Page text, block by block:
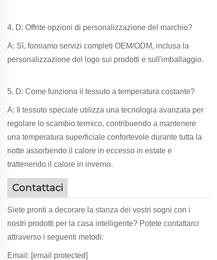
4. D: Offrite opzioni di personalizzazione del marchio?
A: Sì, forniamo servizi completi OEM/ODM, inclusa la
personalizzazione del logo sui prodotti e sull'imballaggio.
5. D: Come funziona il tessuto a temperatura costante?
A: Il tessuto speciale utilizza una tecnologia avanzata per
regolare lo scambio termico, contribuendo a mantenere
una temperatura superficiale confortevole durante tutta la
notte assorbendo il calore in eccesso in estate e
trattenendo il calore in inverno.
Contattaci
Siete pronti a decorare la stanza dei vostri sogni con i
nostri prodotti per la casa intelligente? Potete contattarci
attraverso i seguenti metodi:
Email: [email protected]